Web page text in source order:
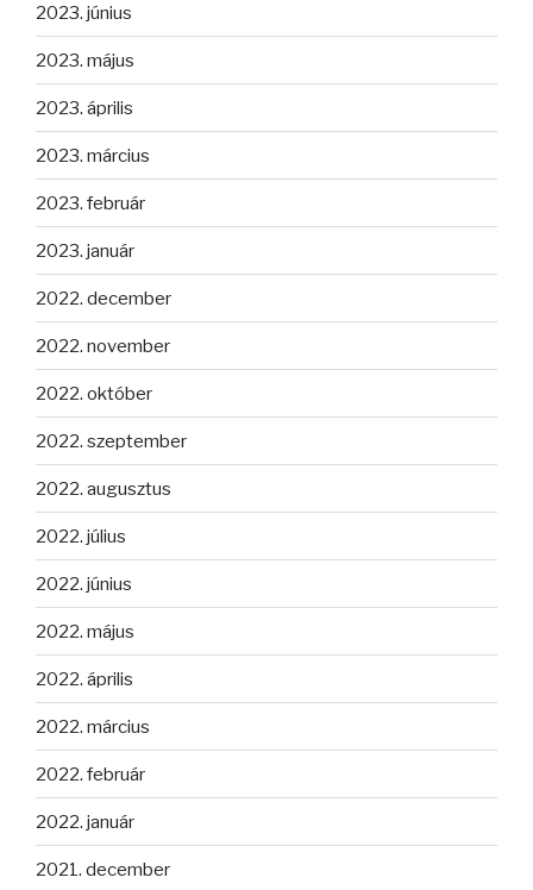
2023. június
2023. május
2023. április
2023. március
2023. február
2023. január
2022. december
2022. november
2022. október
2022. szeptember
2022. augusztus
2022. július
2022. június
2022. május
2022. április
2022. március
2022. február
2022. január
2021. december